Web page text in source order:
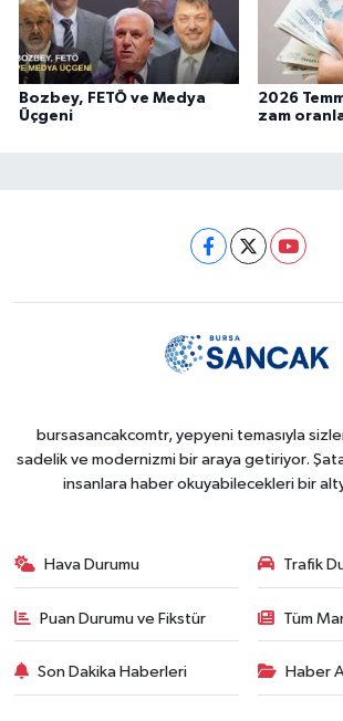
Bozbey, FETÖ ve Medya
Üçgeni
2026
zam
bursasancakcomtr, yepyeni temasıyla
sadelik ve modernizmi bir araya getiriyor.
insanlara haber okuyabilecekleri bir
Hava Durumu Trafik
Puan Durumu ve Fikstür Tüm
Son Dakika Haberleri Haber